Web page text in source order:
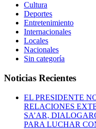
Cultura
Deportes
Entretenimiento
Internacionales
Locales
Nacionales
Sin categoría
Noticias Recientes
EL PRESIDENTE
RELACIONES
SA’AR,
PARA LUCHAR